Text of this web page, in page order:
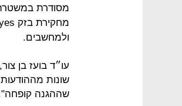
מסודרת
ולמחשבים.
עו״ד בועז בן
שונות
שההגנה